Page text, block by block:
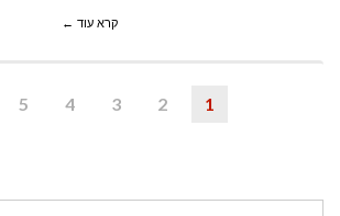
קרא עוד ←
1
2
3
4
5